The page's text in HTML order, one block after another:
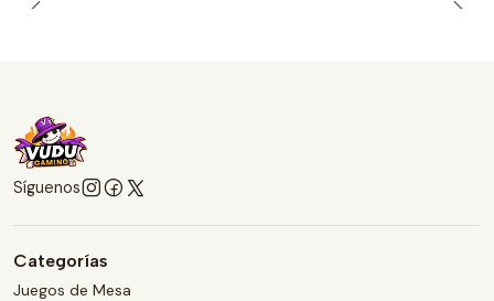
Síguenos
Categorías
Juegos de Mesa